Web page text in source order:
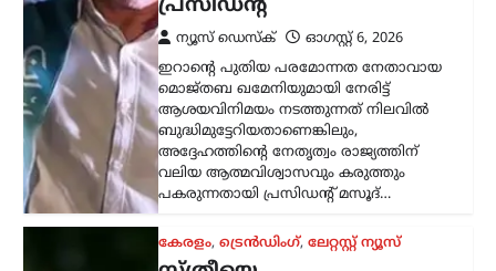
ന്യൂസ് ഡെസ്ക്
മുഖം പൂർണമായി മറയ്ക്കുന്ന പർദയായ
നിഖാബ് നിരോധിക്കണമെന്ന്
എഴുത്തുകാരനും സാമൂഹ്യ
നിരീക്ഷകനുമായ എം.എൻ. കാരശേരി
അഭിപ്രായപ്പെട്ടു. നിഖാബ് ധരിക്കുന്നത്
വ്യക്തിസ്വാതന്ത്ര്യത്തിന്റെ ഭാഗമാണെന്ന
വാദത്തോട് യോജിക്കാനാകില്ലെന്നും,
അത് സ്ത്രീകളെ…
ആലപ്പുഴ,കേരളം,വാർത്തകൾ